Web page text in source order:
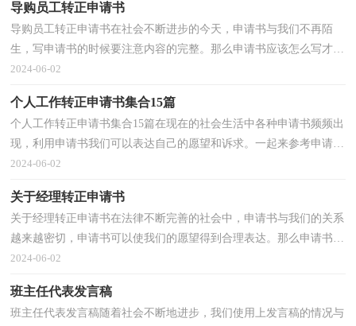
导购员工转正申请书
导购员工转正申请书在社会不断进步的今天，申请书与我们不再陌
生，写申请书的时候要注意内容的完整。那么申请书应该怎么写才合
适呢？下面是小编收集整理的导购员工转正申请书，欢迎...
2024-06-02
个人工作转正申请书集合15篇
个人工作转正申请书集合15篇在现在的社会生活中各种申请书频频出
现，利用申请书我们可以表达自己的愿望和诉求。一起来参考申请书
是怎么写的吧，以下是小编帮大家整理的个人工作...
2024-06-02
关于经理转正申请书
关于经理转正申请书在法律不断完善的社会中，申请书与我们的关系
越来越密切，申请书可以使我们的愿望得到合理表达。那么申请书应
该怎么写才合适呢？以下是小编帮大家整理的关于经...
2024-06-02
班主任代表发言稿
班主任代表发言稿随着社会不断地进步，我们使用上发言稿的情况与